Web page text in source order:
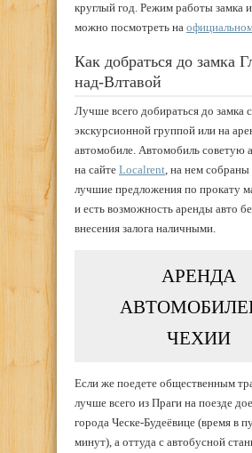
круглый год. Режим работы замка
можно посмотреть на
Как добраться до замка
над-Влтавой
Лучше всего добираться до замка с
экскурсионной группой или на
автомобиле. Автомобиль советую
на сайте Localrent, на нем
лучшие предложения по прокату
и есть возможность аренды авто
внесения залога наличными.
АРЕНДА
ЧЕХИИ
Если же поедете общественным
лучше всего из Праги на поезде
города Ческе-Будеёвице (время в
минут), а оттуда с автобусной